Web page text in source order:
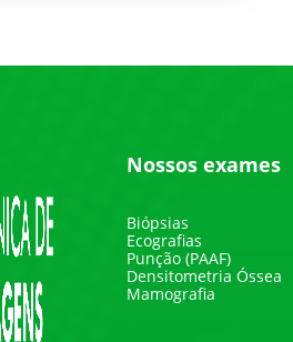
Nossos exames
Biópsias
Ecografias
Punção (PAAF)
Densitometria Óssea
Mamografia